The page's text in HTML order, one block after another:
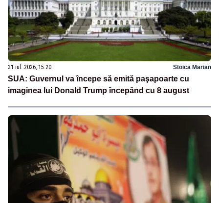
31 iul. 2026, 15:20 Stoica Marian
SUA: Guvernul va începe să emită paşapoarte cu
imaginea lui Donald Trump începând cu 8 august